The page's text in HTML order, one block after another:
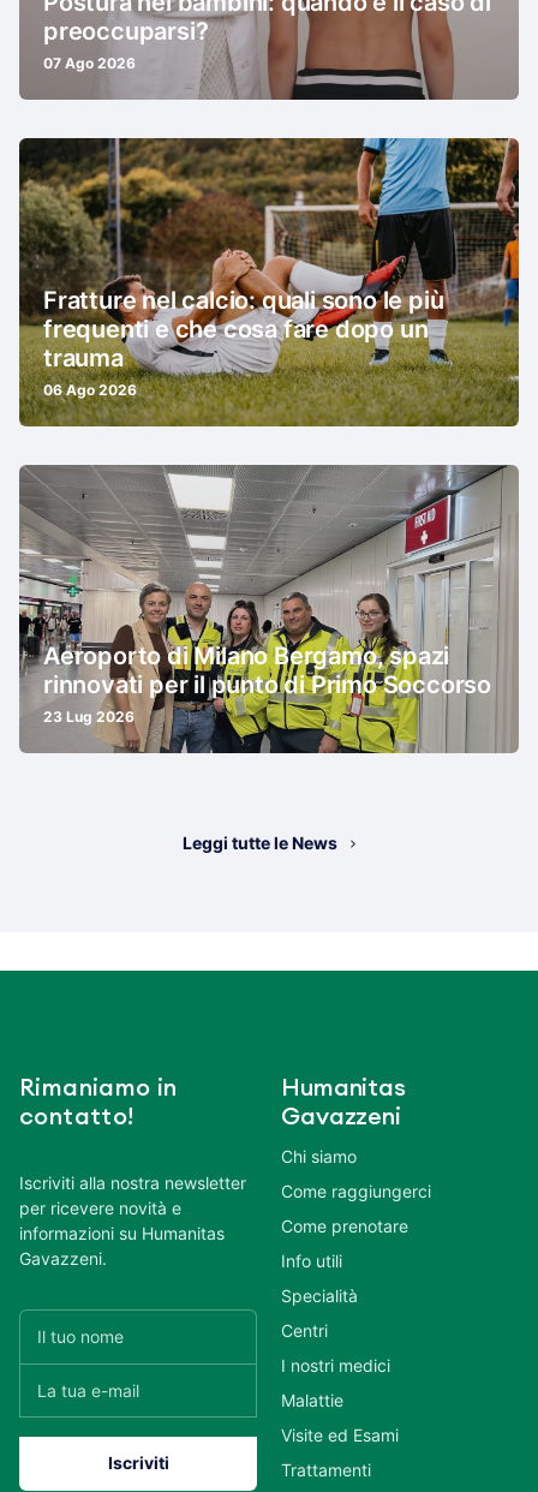
preoccuparsi?
07 Ago 2026
Fratture nel calcio: quali sono le più
frequenti e che cosa fare dopo un
trauma
06 Ago 2026
Aeroporto di Milano Bergamo, spazi
rinnovati per il punto di Primo Soccorso
23 Lug 2026
Leggi tutte le News
Rimaniamo in
contatto!
Iscriviti alla nostra newsletter
per ricevere novità e
informazioni su Humanitas
Gavazzeni.
Humanitas
Gavazzeni
Chi siamo
Come raggiungerci
Come prenotare
Info utili
Specialità
Centri
I nostri medici
Malattie
Visite ed Esami
Trattamenti